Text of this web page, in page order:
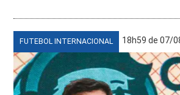
FUTEBOL INTERNACIONAL 18h59 de 07/